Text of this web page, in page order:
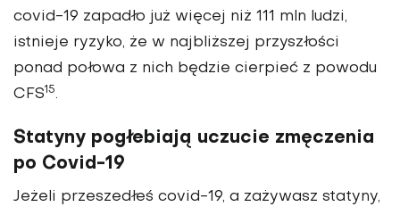
covid-19 zapadło już więcej niż 111 mln ludzi,
istnieje ryzyko, że w najbliższej przyszłości
ponad połowa z nich będzie cierpieć z powodu
CFS15.
Statyny pogłebiają uczucie zmęczenia
po Covid-19
Jeżeli przeszedłeś covid-19, a zażywasz statyny,